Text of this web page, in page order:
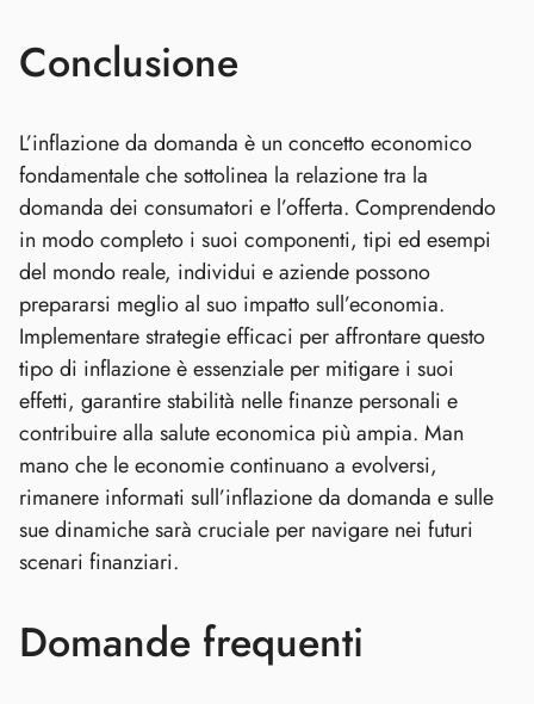
Conclusione
L’inflazione da domanda è un concetto economico
fondamentale che sottolinea la relazione tra la
domanda dei consumatori e l’offerta. Comprendendo
in modo completo i suoi componenti, tipi ed esempi
del mondo reale, individui e aziende possono
prepararsi meglio al suo impatto sull’economia.
Implementare strategie efficaci per affrontare questo
tipo di inflazione è essenziale per mitigare i suoi
effetti, garantire stabilità nelle finanze personali e
contribuire alla salute economica più ampia. Man
mano che le economie continuano a evolversi,
rimanere informati sull’inflazione da domanda e sulle
sue dinamiche sarà cruciale per navigare nei futuri
scenari finanziari.
Domande frequenti